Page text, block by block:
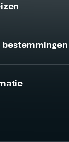
bestemmingen